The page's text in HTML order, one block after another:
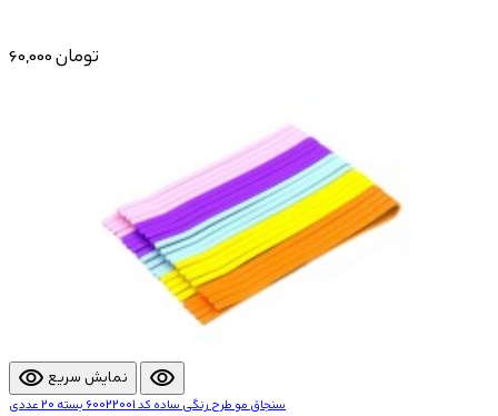
60,000 تومان
visibility نمایش سریع visibility
سنجاق مو طرح رنگی ساده کد 60022001 بسته 20 عددی